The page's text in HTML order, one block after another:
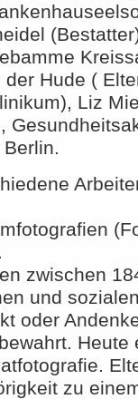
Hude (
Liz
zwischen
und
oder
Heute
zu